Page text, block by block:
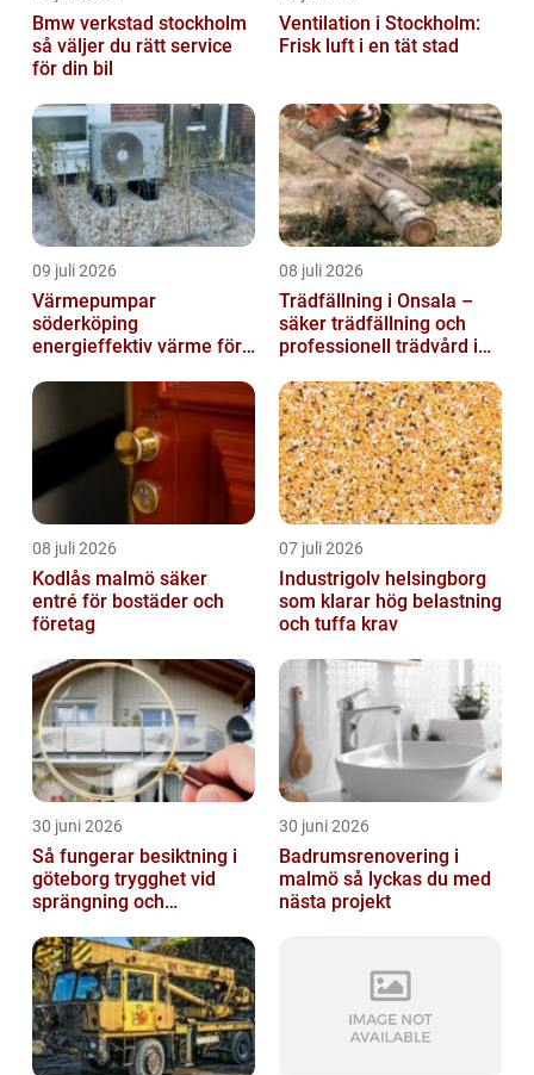
Bmw verkstad stockholm
så väljer du rätt service
för din bil
Ventilation i Stockholm:
Frisk luft i en tät stad
09 juli 2026
Värmepumpar
söderköping
energieffektiv värme för
08 juli 2026
Trädfällning i Onsala –
säker trädfällning och
professionell trädvård i
08 juli 2026
Kodlås malmö säker
entré för bostäder och
företag
07 juli 2026
Industrigolv helsingborg
som klarar hög belastning
och tuffa krav
30 juni 2026
Så fungerar besiktning i
göteborg trygghet vid
sprängning och
30 juni 2026
Badrumsrenovering i
malmö så lyckas du med
nästa projekt